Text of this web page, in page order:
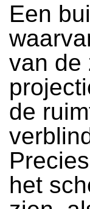
Een
van de
de
het